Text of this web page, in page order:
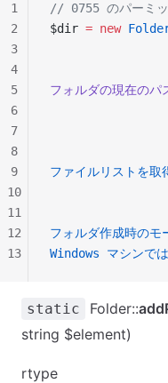
// 0755 のパーミッ
$dir = new
フォルダの現在のパ
ファイルリストを取
フォルダ作成時のモ
Windows マシンで
1
2
3
4
5
6
7
8
9
10
11
12
13
static Folder::
string $element)
rtype